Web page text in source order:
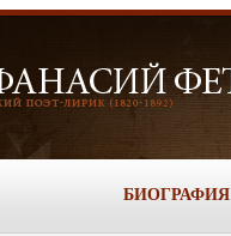
БИОГРАФИЯ